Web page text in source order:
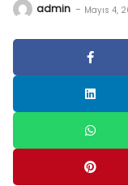
admin - Mayıs 4,